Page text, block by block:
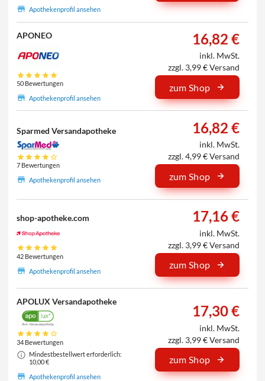
Apothekenprofil ansehen
APONEO
50 Bewertungen
Apothekenprofil ansehen
16,82 €
inkl. MwSt.
zzgl. 3,99 € Versand
zum Shop
Sparmed Versandapotheke
7 Bewertungen
Apothekenprofil ansehen
16,82 €
inkl. MwSt.
zzgl. 4,99 € Versand
zum Shop
shop-apotheke.com
42 Bewertungen
Apothekenprofil ansehen
17,16 €
inkl. MwSt.
zzgl. 3,99 € Versand
zum Shop
APOLUX Versandapotheke
34 Bewertungen
Mindestbestellwert erforderlich:
10,00 €
Apothekenprofil ansehen
17,30 €
inkl. MwSt.
zzgl. 3,99 € Versand
zum Shop